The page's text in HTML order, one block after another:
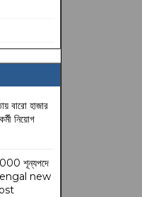
বারো হাজার
নিয়োগ
4000 শূন্যপদে
new